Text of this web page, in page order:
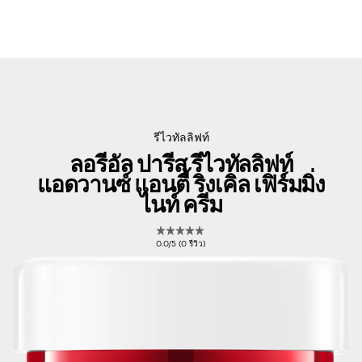
รีไวทัลลิฟท์
ลอรีอัล ปารีส รีไวทัลลิฟท์
แอดวานซ์ แอนตี้ ริงเคิล เฟิร์มมิ่ง
ไนท์ ครีม
0.0/5 (0 รีวิว)